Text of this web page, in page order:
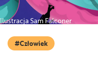
Ilustracja Sam Falconer
Człowiek